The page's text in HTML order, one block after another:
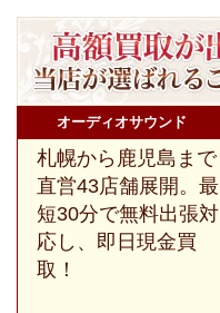
オーディオサウンド
札幌から鹿児島まで
直営43店舗展開。最
短30分で無料出張対
応し、即日現金買
取！